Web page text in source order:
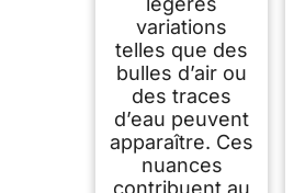
variations
telles que des
bulles d’air ou
des traces
d’eau peuvent
apparaître. Ces
nuances
contribuent au